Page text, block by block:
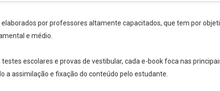
elaborados por professores altamente capacitados, que tem por
e médio.
escolares e provas de vestibular, cada e-book foca nas
a assimilação e fixação do conteúdo pelo estudante.